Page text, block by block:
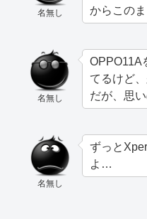
名無し
からこの
名無し
OPPO11A
てるけど
だが、思
名無し
ずっと
よ…